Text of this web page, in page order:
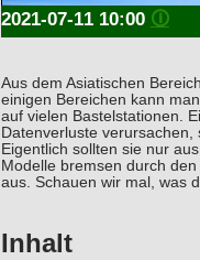
2021-07-11 10:00 🛈
Aus dem Asiatischen
einigen Bereichen kann
auf vielen Bastelstationen.
Datenverluste
Eigentlich sollten sie nur
Modelle bremsen durch
aus. Schauen wir mal, was
Inhalt